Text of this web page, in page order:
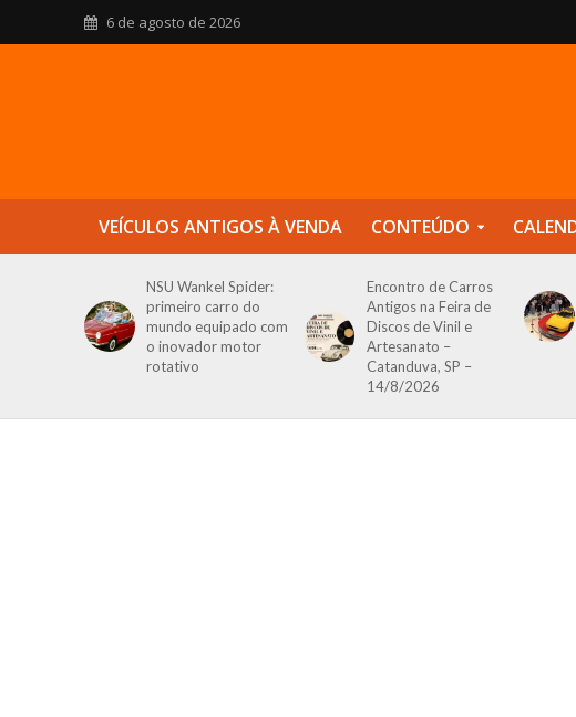
6 de agosto de 2026
VEÍCULOS ANTIGOS À VENDA CONTEÚDO
NSU Wankel Spider:
primeiro carro do
mundo equipado com
o inovador motor
rotativo
Encontro de Carros
Antigos na Feira de
Discos de Vinil e
Artesanato –
Catanduva, SP –
14/8/2026